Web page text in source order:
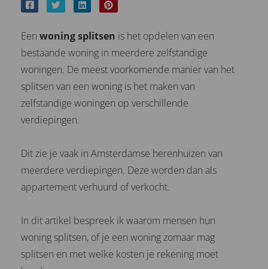
Een woning splitsen is het opdelen van een
bestaande woning in meerdere zelfstandige
woningen. De meest voorkomende manier van het
splitsen van een woning is het maken van
zelfstandige woningen op verschillende
verdiepingen.
Dit zie je vaak in Amsterdamse herenhuizen van
meerdere verdiepingen. Deze worden dan als
appartement verhuurd of verkocht.
In dit artikel bespreek ik waarom mensen hun
woning splitsen, of je een woning zomaar mag
splitsen en met welke kosten je rekening moet